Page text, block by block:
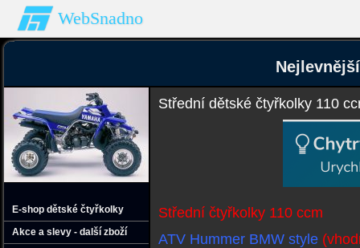
WebSnadno
E-shop dětské čtyřkolky
Akce a slevy - další zboží
Střední dětské čtyřkolky 110
Střední čtyřkolky 110 ccm
ATV Hummer BMW style